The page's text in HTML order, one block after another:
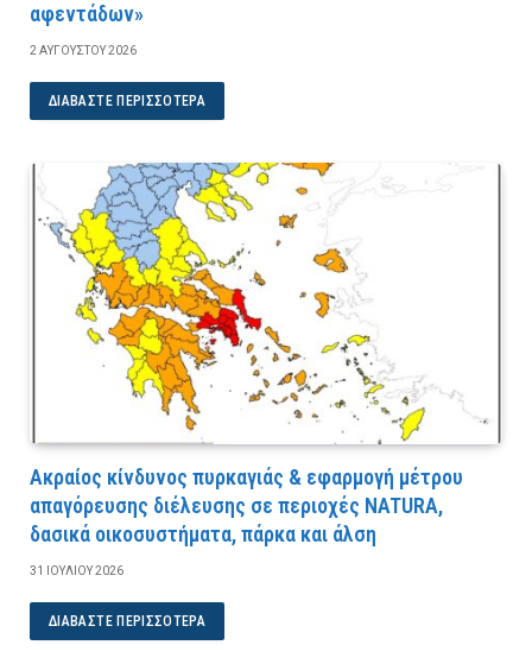
αφεντάδων»
2 ΑΥΓΟΎΣΤΟΥ 2026
ΔΙΑΒΆΣΤΕ ΠΕΡΙΣΣΌΤΕΡΑ
Ακραίος κίνδυνος πυρκαγιάς & εφαρμογή μέτρου
απαγόρευσης διέλευσης σε περιοχές NATURA,
δασικά οικοσυστήματα, πάρκα και άλση
31 ΙΟΥΛΊΟΥ 2026
ΔΙΑΒΆΣΤΕ ΠΕΡΙΣΣΌΤΕΡΑ